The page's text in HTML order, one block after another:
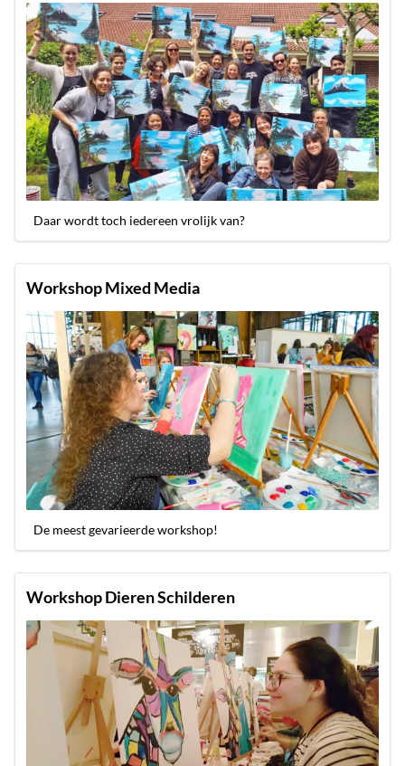
Daar wordt toch iedereen vrolijk van?
Workshop Mixed Media
De meest gevarieerde workshop!
Workshop Dieren Schilderen